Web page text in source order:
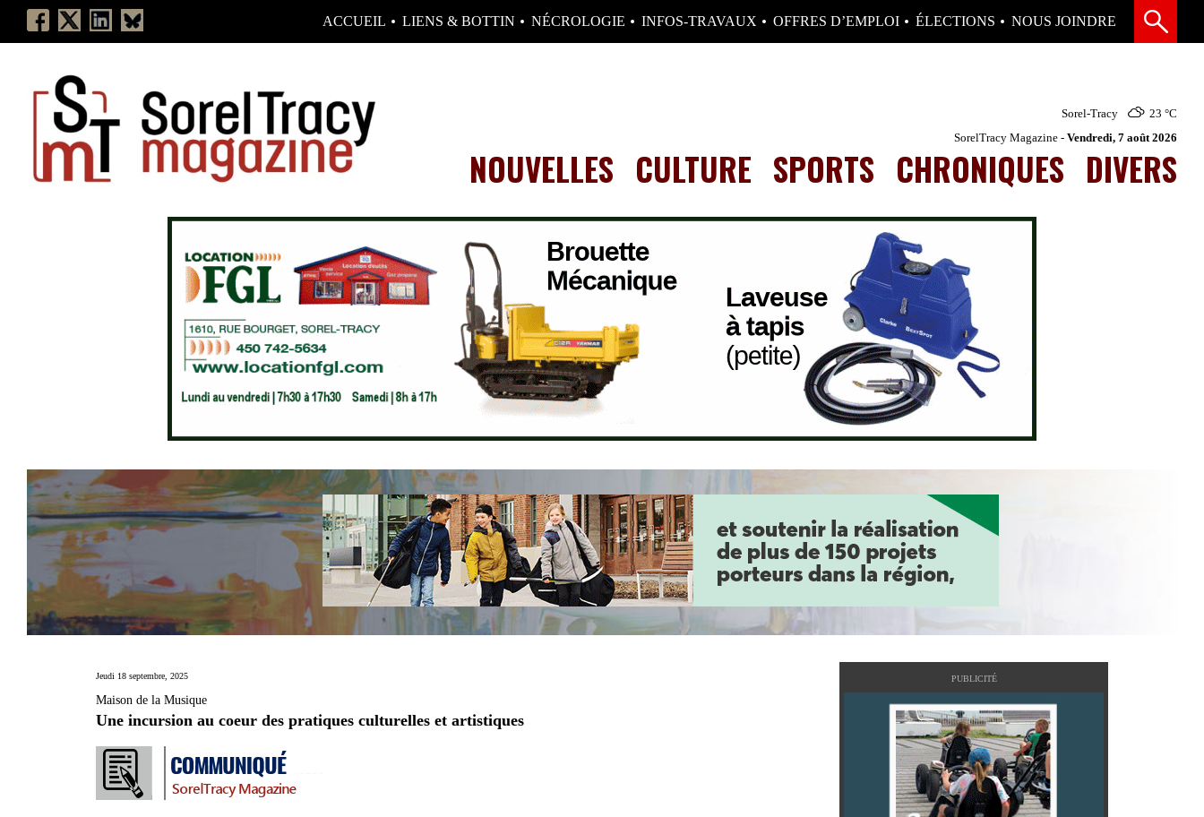
ACCUEIL LIENS & BOTTIN NÉCROLOGIE INFOS-TRAVAUX OFFRES D’EMPLOI ÉLECTIONS NOUS JOINDRE
Sorel-Tracy 23 °C
SorelTracy Magazine - Vendredi, 7 août 2026
NOUVELLES CULTURE SPORTS CHRONIQUES DIVERS
Jeudi 18 septembre, 2025
Maison de la Musique
Une incursion au coeur des pratiques culturelles et artistiques
PUBLICITÉ